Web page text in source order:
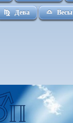
Дева Весы